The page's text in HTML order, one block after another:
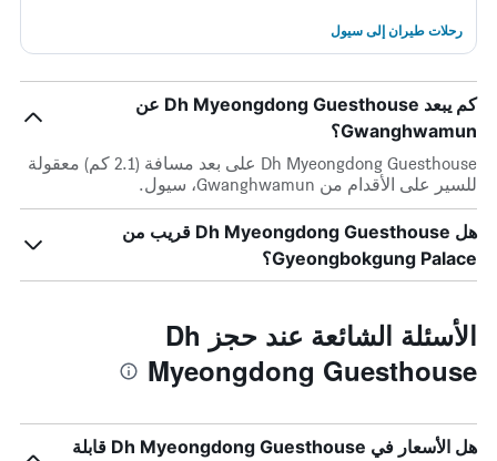
رحلات طيران إلى سيول
كم يبعد Dh Myeongdong Guesthouse عن
Gwanghwamun؟
Dh Myeongdong Guesthouse على بعد مسافة (2.1 كم) معقولة
للسير على الأقدام من Gwanghwamun، سيول.
هل Dh Myeongdong Guesthouse قريب من
Gyeongbokgung Palace؟
الأسئلة الشائعة عند حجز Dh
Myeongdong Guesthouse
هل الأسعار في Dh Myeongdong Guesthouse قابلة